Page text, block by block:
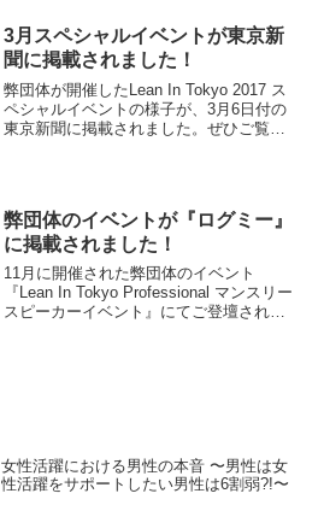
3月スペシャルイベントが東京新
聞に掲載されました！
弊団体が開催したLean In Tokyo 2017 ス
ペシャルイベントの様子が、3月6日付の
東京新聞に掲載されました。ぜひご覧く
弊団体のイベントが『ログミー』
に掲載されました！
11月に開催された弊団体のイベント
『Lean In Tokyo Professional マンスリー
スピーカーイベント』にてご登壇された
女性活躍における男性の本音 〜男性は女
性活躍をサポートしたい男性は6割弱?!〜